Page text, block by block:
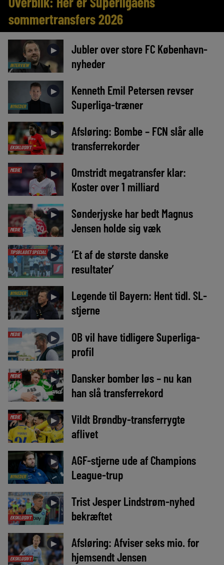
sommertransfers 2026
INTERVIEW
►
Jubler over store FC København-
nyheder
NYHEDER
►
Kenneth Emil Petersen revser
Superliga-træner
EKSKLUSIVT
►
Afsløring: Bombe – FCN slår alle
transferrekorder
MEDIE ►
Omstridt megatransfer klar:
Koster over 1 milliard
MEDIE
►
Sønderjyske har bedt Magnus
Jensen holde sig væk
TIPSBLADET SPECIAL ►
‘Et af de største danske
resultater’
NYHEDER ►
Legende til Bayern: Hent tidl. SL-
stjerne
MEDIE ►
OB vil have tidligere Superliga-
profil
MEDIE ►
Dansker bomber løs – nu kan
han slå transferrekord
MEDIE ►
Vildt Brøndby-transferrygte
aflivet
NYHEDER
►
AGF-stjerne ude af Champions
League-trup
EKSKLUSIVT
►
Trist Jesper Lindstrøm-nyhed
bekræftet
EKSKLUSIVT
►
Afsløring: Afviser seks mio. for
hjemsendt Jensen